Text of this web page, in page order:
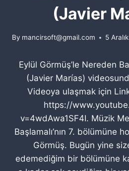
(Javier
By mancirsoft@gmail.com 5
Eylül Görmüş’le Nereden
(Javier Marías)
Videoya ulaşmak için
https://
v=4wdAwa1SF4I. Müzik
Başlamalı’nın 7. bölümüne
Görmüş. Bugün yine
edemediğim bir bölümüne